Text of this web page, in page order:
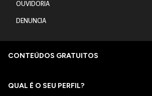
OUVIDORIA
DENUNCIA
CONTEÚDOS GRATUITOS
QUAL É O SEU PERFIL?